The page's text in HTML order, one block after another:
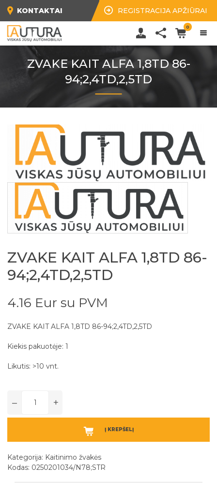
KONTAKTAI REGISTRACIJA APŽIŪRAI
0
ZVAKE KAIT ALFA 1,8TD 86-
94;2,4TD,2,5TD
ZVAKE KAIT ALFA 1,8TD 86-
94;2,4TD,2,5TD
4.16 Eur su PVM
ZVAKE KAIT ALFA 1,8TD 86-94;2,4TD,2,5TD
Kiekis pakuotėje: 1
Likutis: >10 vnt.
– +
Į KREPŠELĮ
Kategorija: Kaitinimo žvakės
Kodas: 0250201034/N78;STR